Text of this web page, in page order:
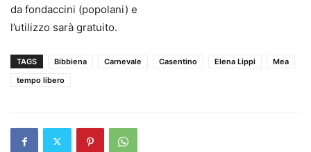
da fondaccini (popolani) e
l’utilizzo sarà gratuito.
TAGS Bibbiena Carnevale Casentino Elena Lippi
Mea
tempo libero